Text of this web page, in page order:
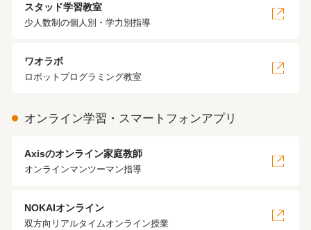
スタッド学習教室
少人数制の個人別・学力別指導
ワオラボ
ロボットプログラミング教室
オンライン学習・スマートフォンアプリ
Axisのオンライン家庭教師
オンラインマンツーマン指導
NOKAIオンライン
双方向リアルタイムオンライン授業